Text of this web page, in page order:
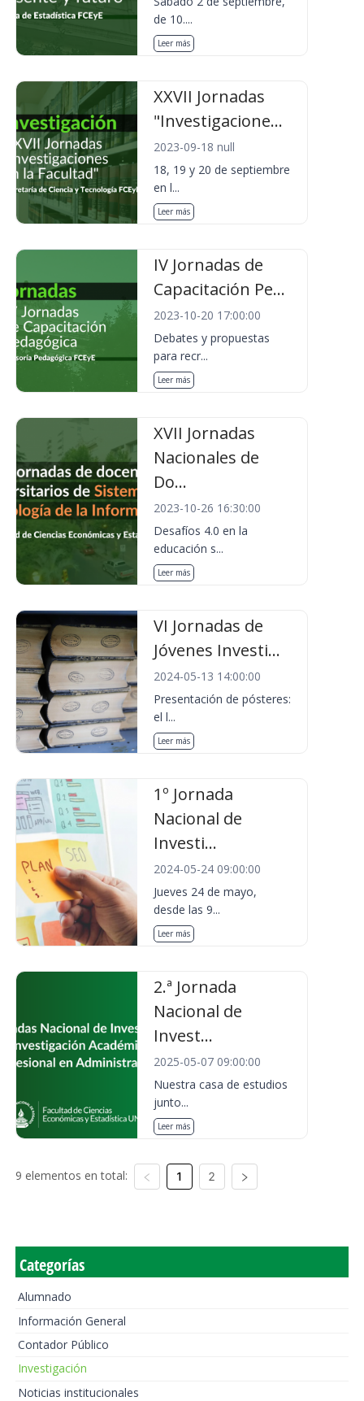
de 10....
Leer más
XXVII Jornadas
"Investigacione...
2023-09-18 null
18, 19 y 20 de septiembre
en l...
Leer más
IV Jornadas de
Capacitación Pe...
2023-10-20 17:00:00
Debates y propuestas
para recr...
Leer más
XVII Jornadas
Nacionales de
Do...
2023-10-26 16:30:00
Desafíos 4.0 en la
educación s...
Leer más
VI Jornadas de
Jóvenes Investi...
2024-05-13 14:00:00
Presentación de pósteres:
el l...
Leer más
1º Jornada
Nacional de
Investi...
2024-05-24 09:00:00
Jueves 24 de mayo,
desde las 9...
Leer más
2.ª Jornada
Nacional de
Invest...
2025-05-07 09:00:00
Nuestra casa de estudios
junto...
Leer más
9 elementos en total: 1 2
Categorías
Alumnado
Información General
Contador Público
Investigación
Noticias institucionales